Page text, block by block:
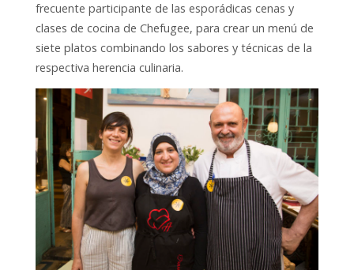
frecuente participante de las esporádicas cenas y
clases de cocina de Chefugee, para crear un menú de
siete platos combinando los sabores y técnicas de la
respectiva herencia culinaria.